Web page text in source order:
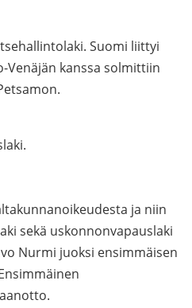
Suomi liittyi
Venäjän kanssa solmittiin
ja niin
sekä uskonnonvapauslaki
Nurmi juoksi ensimmäisen